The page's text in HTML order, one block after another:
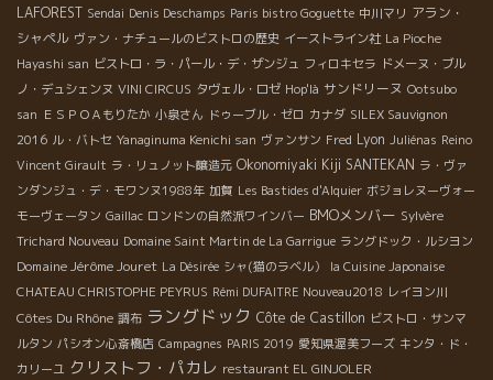
LAFOREST Sendai Denis Deschamps Paris bistro Goguette 中川マリ アラン・
シャペル ヴァン・ナチュールのビストロの歴史 イーストライン社 La Pioche
Hayashi san ビストロ・ラ・パール・デ・ザンジュ フィロキセラ ドメーヌ・ブル
ノ・デュシェンヌ VINI CIRCUS タヴェル・ロゼ Hop'là サンドリーヌ Ootsubo
san ＥＳＰＯＡもりたか 小泉さん ドゥーブル・ゼロ カナダ SILEX Sauvignon
2016 ル・バトセ Yanaginuma Kenichi san ヴァンサン Fred Lyon Juliénas Reino
Vincent Girault ラ・リュノット醸造元 Okonomiyaki Kiji SANTEKAN ラ・ヴァ
ンダンジュ・デ・モワンヌ1988年 加賀 Les Bastides d'Alquier ボジョレヌーヴォー
モーヴェータン Gaillac ロンドンの自然派ワインバー BMOメンバー Sylvère
Trichard Nouveau Domaine Saint Martin de La Garrigue ラングドック・ルシヨン
Domaine Jérôme Jouret La Désirée シャ(猫のラベル）
la Cuisine Japonaise
CHATEAU CHRISTOPHE PEYRUS Rémi DUFAITRE Nouveau2018 レイヨン川
Côtes Du Rhône 調布 ラングドック Côte de Castillon ビストロ・サンマ
ルタン パシオン心斎橋店 Campagnes PARIS 2019 愛知県渥美フーズ キンタ・ド・
カリーユ クリストフ・パカレ restaurant EL GINJOLER